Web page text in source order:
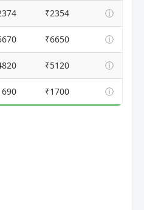
₹2354 ⓘ
₹6650 ⓘ
₹5120 ⓘ
₹1700 ⓘ